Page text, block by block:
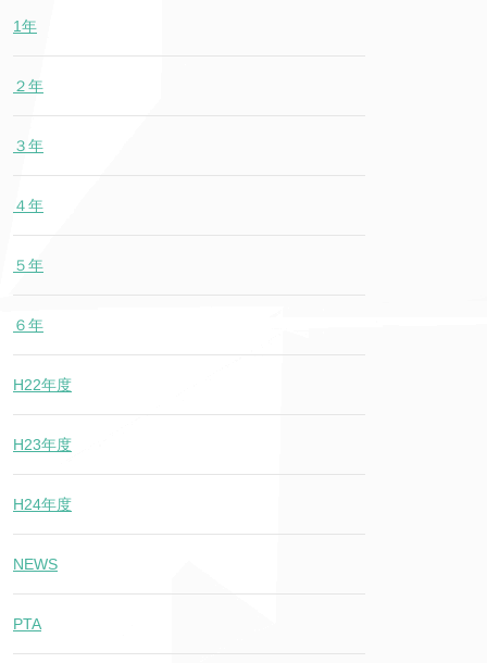
1年
２年
３年
４年
５年
６年
H22年度
H23年度
H24年度
NEWS
PTA